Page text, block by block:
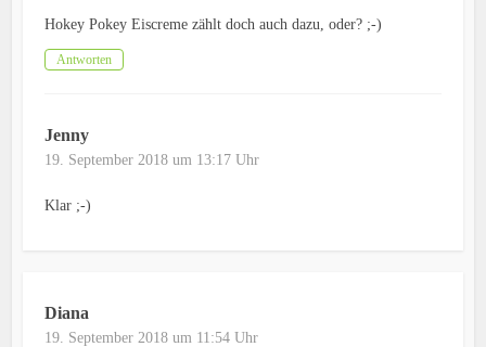
Hokey Pokey Eiscreme zählt doch auch dazu, oder? ;-)
Antworten
Jenny
19. September 2018 um 13:17 Uhr
Klar ;-)
Diana
19. September 2018 um 11:54 Uhr